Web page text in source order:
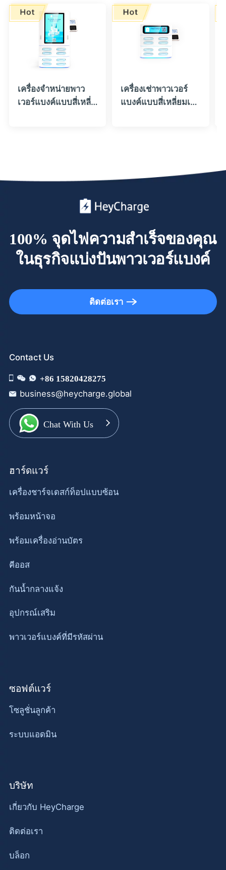
เครื่องจำหน่ายพาว
เวอร์แบงค์แบบสี่เหลี่
เครื่องเช่าพาวเวอร์
แบงค์แบบสี่เหลี่ยมเด
100% จุดไฟความสำเร็จของคุณ
ในธุรกิจแบ่งปันพาวเวอร์แบงค์
ติดต่อเรา
Contact Us
+86 15820428275
business@heycharge.global
Chat With Us
ฮาร์ดแวร์
เครื่องชาร์จเดสก์ท็อปแบบซ้อน
พร้อมหน้าจอ
พร้อมเครื่องอ่านบัตร
คีออส
กันน้ำกลางแจ้ง
อุปกรณ์เสริม
พาวเวอร์แบงค์ที่มีรหัสผ่าน
ซอฟต์แวร์
โซลูชั่นลูกค้า
ระบบแอดมิน
บริษัท
เกี่ยวกับ HeyCharge
ติดต่อเรา
บล็อก